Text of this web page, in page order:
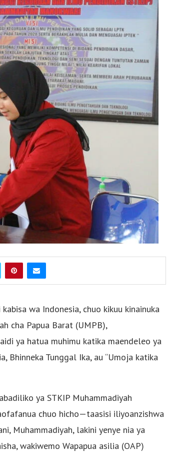
wa Indonesia, chuo kikuu kinainuka
cha Papua Barat (UMPB),
ya hatua muhimu katika maendeleo ya
Bhinneka Tunggal Ika, au “Umoja katika
ya STKIP Muhammadiyah
chuo hicho—taasisi iliyoanzishwa
Muhammadiyah, lakini yenye nia ya
wakiwemo Wapapua asilia (OAP)